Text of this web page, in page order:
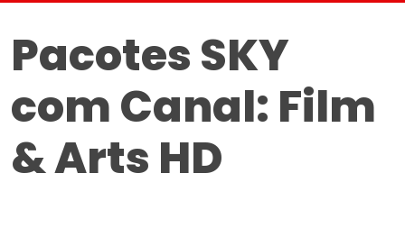
Pacotes SKY
com Canal: Film
& Arts HD